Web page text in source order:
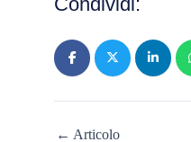
← Articolo